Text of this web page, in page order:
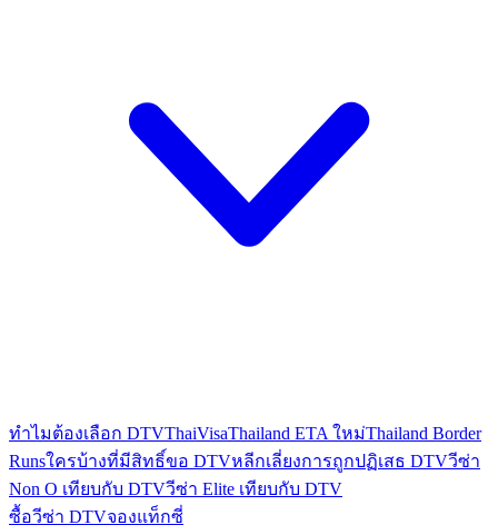
ทำไมต้องเลือก DTVThaiVisaThailand ETA ใหม่Thailand Border
Runsใครบ้างที่มีสิทธิ์ขอ DTVหลีกเลี่ยงการถูกปฏิเสธ DTVวีซ่า
Non O เทียบกับ DTVวีซ่า Elite เทียบกับ DTV
ซื้อวีซ่า DTVจองแท็กซี่